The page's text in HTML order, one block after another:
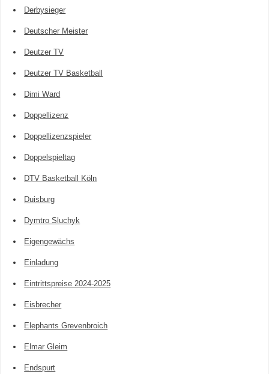
Derbysieger
Deutscher Meister
Deutzer TV
Deutzer TV Basketball
Dimi Ward
Doppellizenz
Doppellizenzspieler
Doppelspieltag
DTV Basketball Köln
Duisburg
Dymtro Sluchyk
Eigengewächs
Einladung
Eintrittspreise 2024-2025
Eisbrecher
Elephants Grevenbroich
Elmar Gleim
Endspurt